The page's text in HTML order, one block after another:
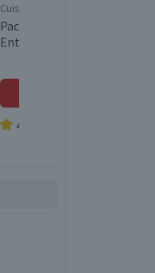
Cuisine & Co
Pack 12 un. Leche Cuisine & Co
Entera 1 L
4.9